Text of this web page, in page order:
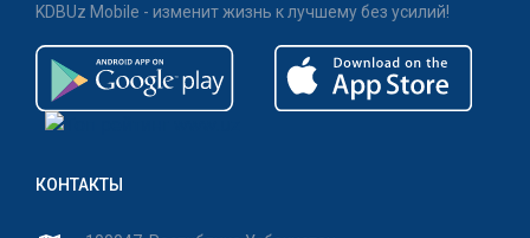
KDBUz Mobile - изменит жизнь к лучшему без усилий!
КОНТАКТЫ